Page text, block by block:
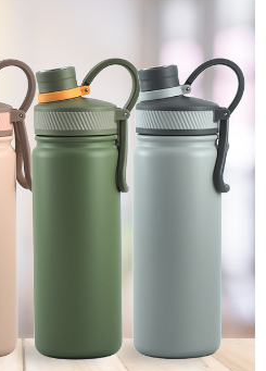
以下網址：
代理人或監護人之同意方可使用
辦者引起之損失，本公司不負相關責
依據個別帳號之用戶狀況，依本公司即
額度不足之情形，本公司將視審查結果
人資訊註冊。若發現惡意使用之情形，
上)免運費
)免運費
)免運費